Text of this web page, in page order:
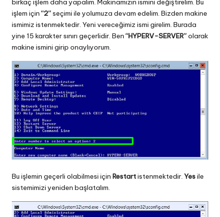
birkaç işlem daha yapalım. Makinamızın ismini değiştirelim. Bu
işlem için“2”seçimi ile yolumuza devam edelim. Bizden makine
ismimiz istenmektedir. Yeni vereceğimiz ismi girelim. Burada
yine 15 karakter sınırı geçerlidir. Ben“HYPERV-SERVER”olarak
makine ismini girip onaylıyorum.
Bu işlemin geçerli olabilmesi için Restartistenmektedir. Yesile
sistemimizi yeniden başlatalım.